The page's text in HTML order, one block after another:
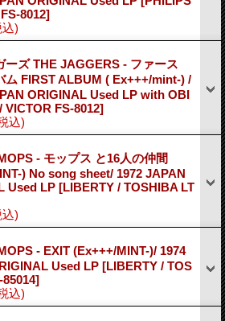
8012]
込)
ーズ THE JAGGERS - ファース
ム FIRST ALBUM ( Ex+++/mint-) /
ORIGINAL Used LP with OBI
VICTOR FS-8012]
込)
- モップス と16人の仲間
) No song sheet/ 1972 JAPAN
Used LP [LIBERTY / TOSHIBA LT
込)
- EXIT (Ex+++/MINT-)/ 1974
Used LP [LIBERTY / TOS
85014]
込)